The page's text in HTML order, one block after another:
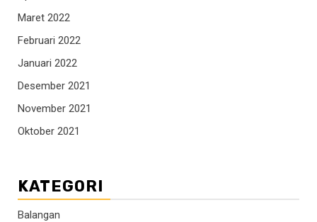
Maret 2022
Februari 2022
Januari 2022
Desember 2021
November 2021
Oktober 2021
KATEGORI
Balangan